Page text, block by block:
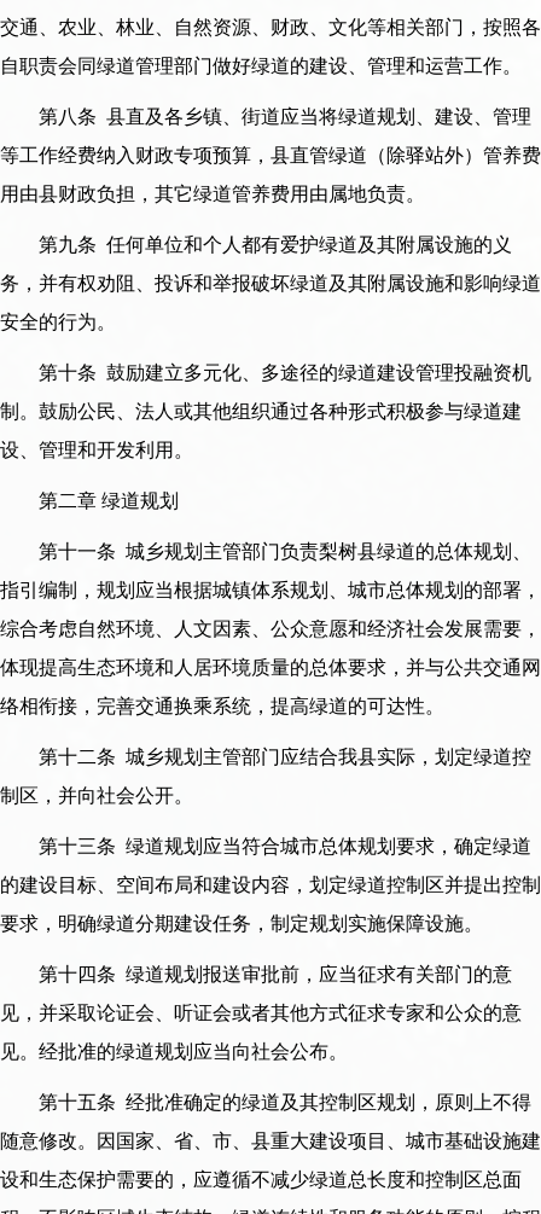
交通、农业、林业、自然资源、财政、文化等相关部门，按照各
自职责会同绿道管理部门做好绿道的建设、管理和运营工作。
第八条 县直及各乡镇、街道应当将绿道规划、建设、管理
等工作经费纳入财政专项预算，县直管绿道（除驿站外）管养费
用由县财政负担，其它绿道管养费用由属地负责。
第九条 任何单位和个人都有爱护绿道及其附属设施的义
务，并有权劝阻、投诉和举报破坏绿道及其附属设施和影响绿道
安全的行为。
第十条 鼓励建立多元化、多途径的绿道建设管理投融资机
制。鼓励公民、法人或其他组织通过各种形式积极参与绿道建
设、管理和开发利用。
第二章 绿道规划
第十一条 城乡规划主管部门负责梨树县绿道的总体规划、
指引编制，规划应当根据城镇体系规划、城市总体规划的部署，
综合考虑自然环境、人文因素、公众意愿和经济社会发展需要，
体现提高生态环境和人居环境质量的总体要求，并与公共交通网
络相衔接，完善交通换乘系统，提高绿道的可达性。
第十二条 城乡规划主管部门应结合我县实际，划定绿道控
制区，并向社会公开。
第十三条 绿道规划应当符合城市总体规划要求，确定绿道
的建设目标、空间布局和建设内容，划定绿道控制区并提出控制
要求，明确绿道分期建设任务，制定规划实施保障设施。
第十四条 绿道规划报送审批前，应当征求有关部门的意
见，并采取论证会、听证会或者其他方式征求专家和公众的意
见。经批准的绿道规划应当向社会公布。
第十五条 经批准确定的绿道及其控制区规划，原则上不得
随意修改。因国家、省、市、县重大建设项目、城市基础设施建
设和生态保护需要的，应遵循不减少绿道总长度和控制区总面